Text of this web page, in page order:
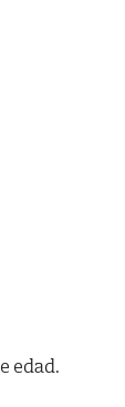
edad.